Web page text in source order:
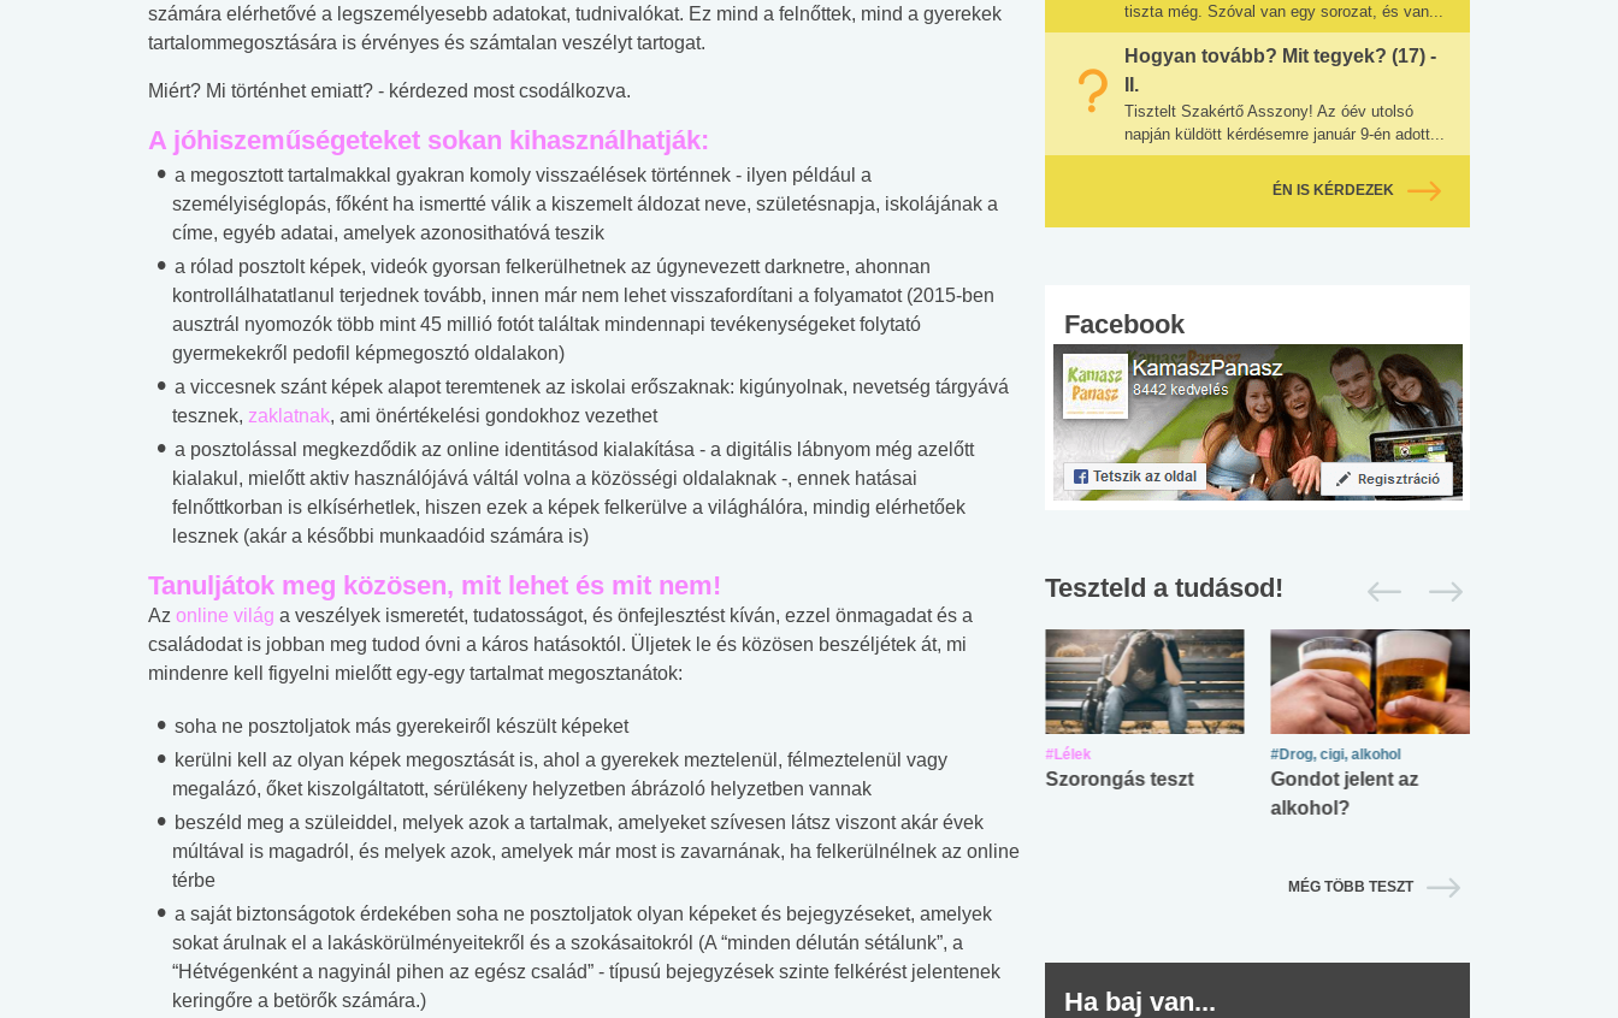
számára elérhetővé a legszemélyesebb adatokat, tudnivalókat. Ez mind a felnőttek, mind a gyerekek
tartalommegosztására is érvényes és számtalan veszélyt tartogat.
Miért? Mi történhet emiatt? - kérdezed most csodálkozva.
A jóhiszeműségeteket sokan kihasználhatják:
a megosztott tartalmakkal gyakran komoly visszaélések történnek - ilyen például a
személyiséglopás, főként ha ismertté válik a kiszemelt áldozat neve, születésnapja, iskolájának a
címe, egyéb adatai, amelyek azonosithatóvá teszik
a rólad posztolt képek, videók gyorsan felkerülhetnek az úgynevezett darknetre, ahonnan
kontrollálhatatlanul terjednek tovább, innen már nem lehet visszafordítani a folyamatot (2015-ben
ausztrál nyomozók több mint 45 millió fotót találtak mindennapi tevékenységeket folytató
gyermekekről pedofil képmegosztó oldalakon)
a viccesnek szánt képek alapot teremtenek az iskolai erőszaknak: kigúnyolnak, nevetség tárgyává
tesznek, zaklatnak, ami önértékelési gondokhoz vezethet
a posztolással megkezdődik az online identitásod kialakítása - a digitális lábnyom még azelőtt
kialakul, mielőtt aktiv használójává váltál volna a közösségi oldalaknak -, ennek hatásai
felnőttkorban is elkísérhetlek, hiszen ezek a képek felkerülve a világhálóra, mindig elérhetőek
lesznek (akár a későbbi munkaadóid számára is)
Tanuljátok meg közösen, mit lehet és mit nem!
Az online világ a veszélyek ismeretét, tudatosságot, és önfejlesztést kíván, ezzel önmagadat és a
családodat is jobban meg tudod óvni a káros hatásoktól. Üljetek le és közösen beszéljétek át, mi
mindenre kell figyelni mielőtt egy-egy tartalmat megosztanátok:
soha ne posztoljatok más gyerekeiről készült képeket
kerülni kell az olyan képek megosztását is, ahol a gyerekek meztelenül, félmeztelenül vagy
megalázó, őket kiszolgáltatott, sérülékeny helyzetben ábrázoló helyzetben vannak
beszéld meg a szüleiddel, melyek azok a tartalmak, amelyeket szívesen látsz viszont akár évek
múltával is magadról, és melyek azok, amelyek már most is zavarnának, ha felkerülnélnek az online
térbe
a saját biztonságotok érdekében soha ne posztoljatok olyan képeket és bejegyzéseket, amelyek
sokat árulnak el a lakáskörülményeitekről és a szokásaitokról (A “minden délután sétálunk”, a
“Hétvégenként a nagyinál pihen az egész család” - típusú bejegyzések szinte felkérést jelentenek
keringőre a betörők számára.)
tiszta még. Szóval van egy sorozat, és van...
Hogyan tovább? Mit tegyek? (17) -
II.
Tisztelt Szakértő Asszony! Az óév utolsó
napján küldött kérdésemre január 9-én adott...
ÉN IS KÉRDEZEK
Facebook
Teszteld a tudásod!
#Zöldövezet
Mekkora az ökológiai
#Betegségek
Elsősegély
#Suli, munka
Angol középfokú
No.42
#Suli, munka
Internet-függőség
#Lélek
Szorongás teszt
#Drog, cigi, alkohol
Gondot jelent az
alkohol?
MÉG TÖBB TESZT
Ha baj van...